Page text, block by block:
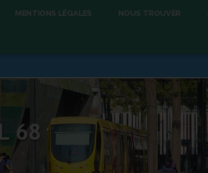
MENTIONS LÉGALES NOUS TROUVER